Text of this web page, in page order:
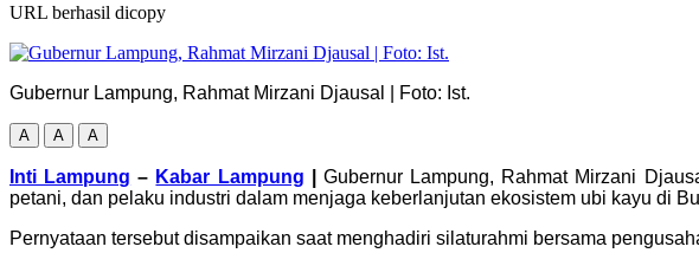
URL berhasil dicopy
Gubernur Lampung, Rahmat Mirzani Djausal | Foto: Ist.
A A A
Inti Lampung – Kabar Lampung
Gubernur Lampung, Rahmat Mirzani
petani, dan pelaku industri dalam menjaga keberlanjutan ekosistem ubi kayu di
Pernyataan tersebut disampaikan saat menghadiri silaturahmi bersama